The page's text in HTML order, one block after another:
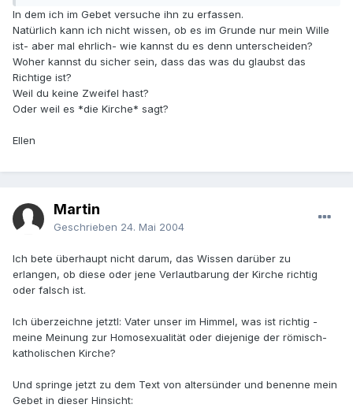
In dem ich im Gebet versuche ihn zu erfassen.
Natürlich kann ich nicht wissen, ob es im Grunde nur mein Wille
ist- aber mal ehrlich- wie kannst du es denn unterscheiden?
Woher kannst du sicher sein, dass das was du glaubst das
Richtige ist?
Weil du keine Zweifel hast?
Oder weil es *die Kirche* sagt?
Ellen
Martin
Geschrieben 24. Mai 2004
Ich bete überhaupt nicht darum, das Wissen darüber zu
erlangen, ob diese oder jene Verlautbarung der Kirche richtig
oder falsch ist.
Ich überzeichne jetztl: Vater unser im Himmel, was ist richtig -
meine Meinung zur Homosexualität oder diejenige der römisch-
katholischen Kirche?
Und springe jetzt zu dem Text von altersünder und benenne mein
Gebet in dieser Hinsicht: